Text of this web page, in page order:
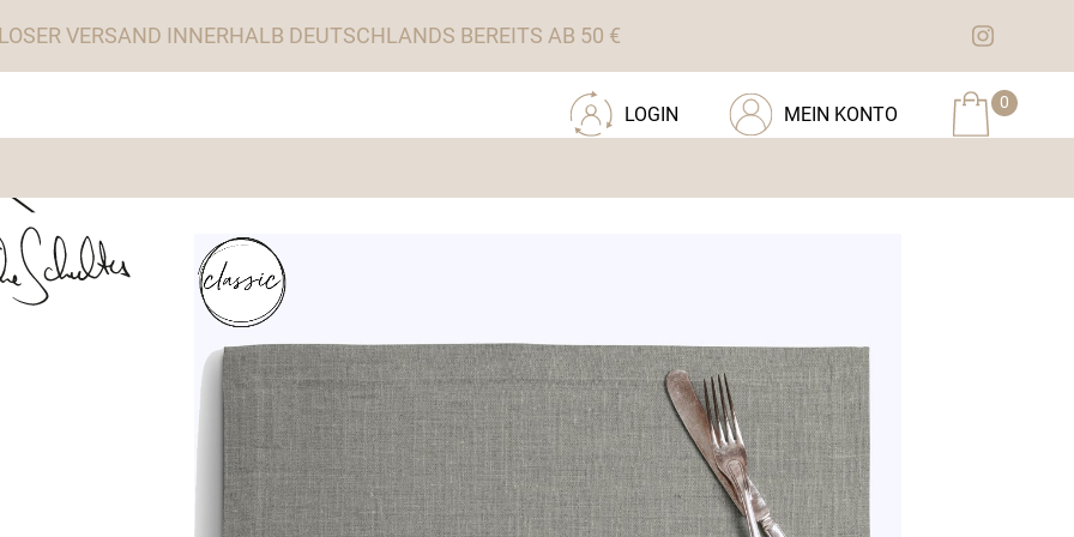
VERSAND INNERHALB DEUTSCHLANDS BEREITS AB 50 €
0
MEIN KONTO
LOGIN